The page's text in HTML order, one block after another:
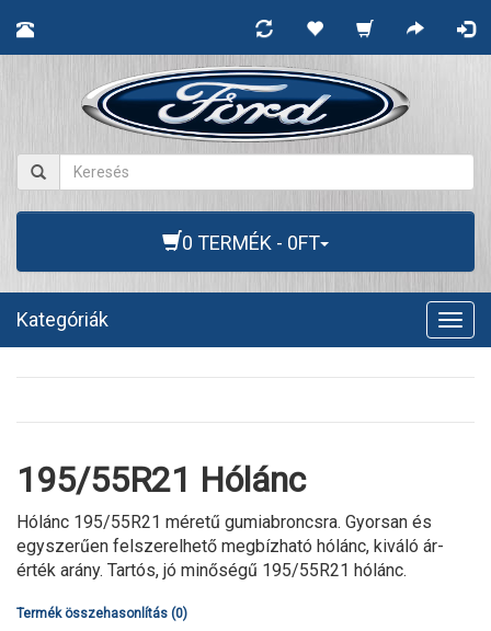
0 TERMÉK - 0FT
Kategóriák
195/55R21 Hólánc
Hólánc 195/55R21 méretű gumiabroncsra. Gyorsan és
egyszerűen felszerelhető megbízható hólánc, kiváló ár-
érték arány. Tartós, jó minőségű 195/55R21 hólánc.
Termék összehasonlítás (0)